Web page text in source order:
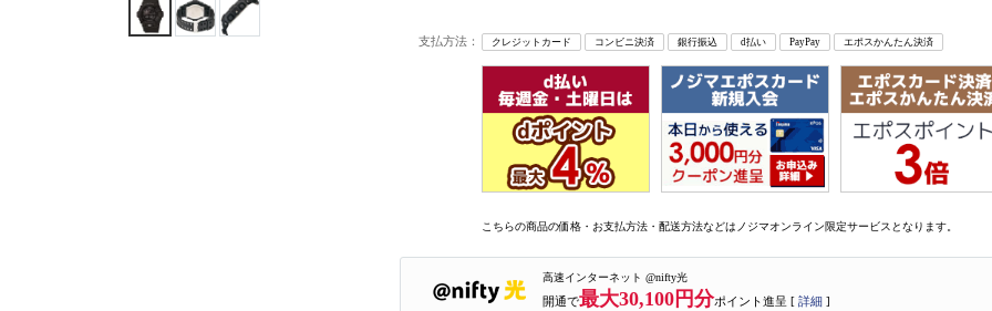
支払方法： クレジットカード コンビニ決済 銀行振込 d払い PayPay エポスかんたん決済
こちらの商品の価格・お支払方法・配送方法などはノジマオンライン限定サービスとなります。
高速インターネット @nifty光
開通で最大30,100円分ポイント進呈 [ 詳細 ]